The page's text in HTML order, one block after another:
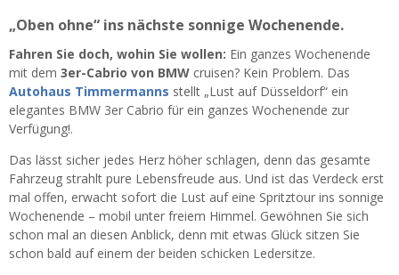
„Oben ohne“ ins nächste sonnige Wochenende.
Fahren Sie doch, wohin Sie wollen: Ein ganzes Wochenende
mit dem 3er-Cabrio von BMW cruisen? Kein Problem. Das
Autohaus Timmermanns stellt „Lust auf Düsseldorf“ ein
elegantes BMW 3er Cabrio für ein ganzes Wochenende zur
Verfügung!.
Das lässt sicher jedes Herz höher schlagen, denn das gesamte
Fahrzeug strahlt pure Lebensfreude aus. Und ist das Verdeck erst
mal offen, erwacht sofort die Lust auf eine Spritztour ins sonnige
Wochenende – mobil unter freiem Himmel. Gewöhnen Sie sich
schon mal an diesen Anblick, denn mit etwas Glück sitzen Sie
schon bald auf einem der beiden schicken Ledersitze.